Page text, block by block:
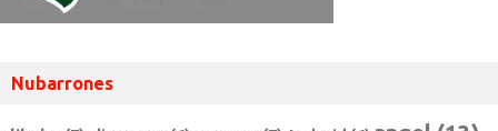
Nubarrones